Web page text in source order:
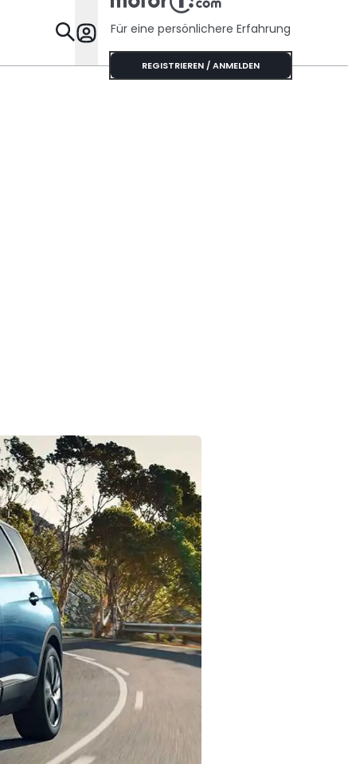
Specials
Für eine persönlichere Erfahrung
REGISTRIEREN / ANMELDEN